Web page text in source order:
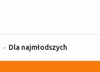
- Dla najmłodszych